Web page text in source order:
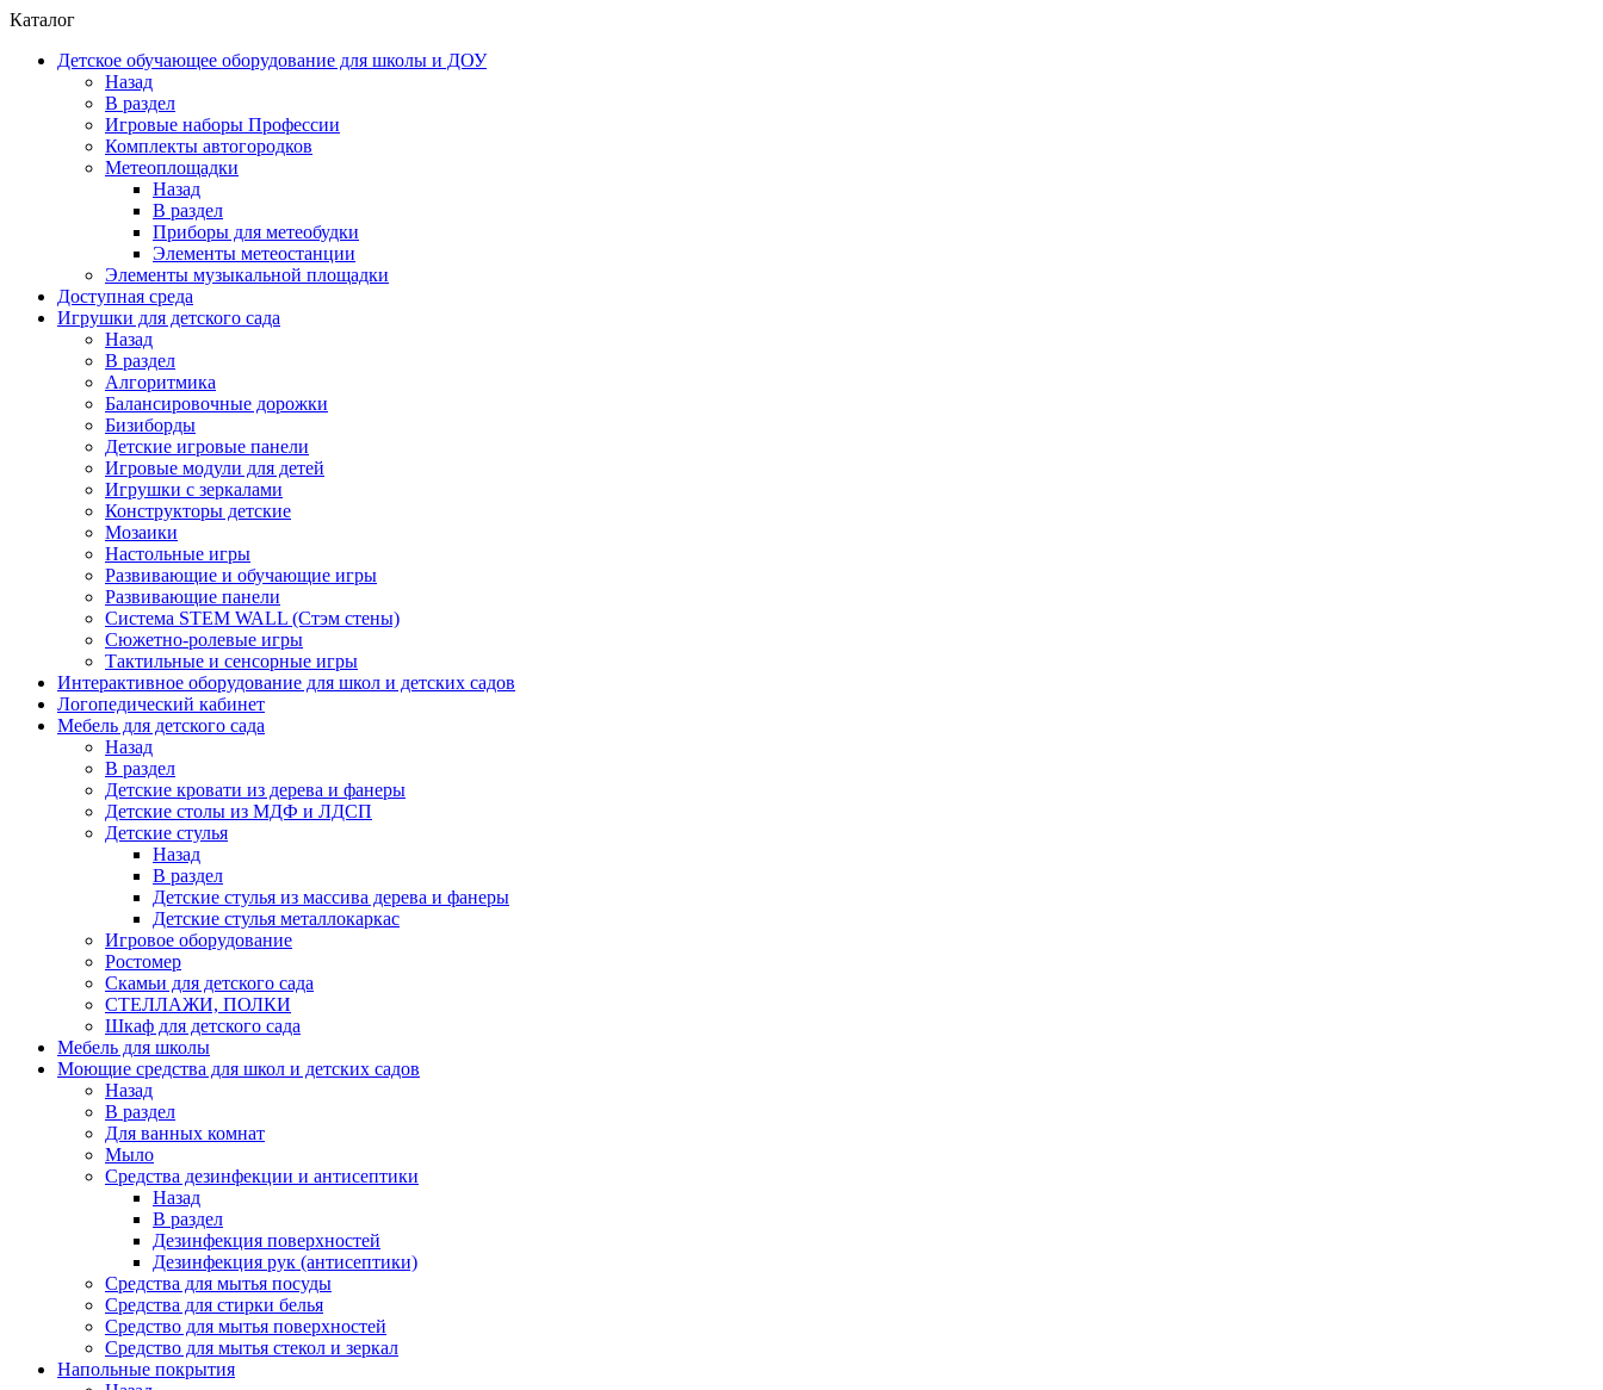
Каталог
Детское обучающее оборудование для школы и ДОУ
Назад
В раздел
Игровые наборы Профессии
Комплекты автогородков
Метеоплощадки
Назад
В раздел
Приборы для метеобудки
Элементы метеостанции
Элементы музыкальной площадки
Доступная среда
Игрушки для детского сада
Назад
В раздел
Алгоритмика
Балансировочные дорожки
Бизиборды
Детские игровые панели
Игровые модули для детей
Игрушки с зеркалами
Конструкторы детские
Мозаики
Настольные игры
Развивающие и обучающие игры
Развивающие панели
Система STEM WALL (Cтэм стены)
Сюжетно-ролевые игры
Тактильные и сенсорные игры
Интерактивное оборудование для школ и детских садов
Логопедический кабинет
Мебель для детского сада
Назад
В раздел
Детские кровати из дерева и фанеры
Детские столы из МДФ и ЛДСП
Детские стулья
Назад
В раздел
Детские стулья из массива дерева и фанеры
Детские стулья металлокаркас
Игровое оборудование
Ростомер
Скамьи для детского сада
СТЕЛЛАЖИ, ПОЛКИ
Шкаф для детского сада
Мебель для школы
Моющие средства для школ и детских садов
Назад
В раздел
Для ванных комнат
Мыло
Средства дезинфекции и антисептики
Назад
В раздел
Дезинфекция поверхностей
Дезинфекция рук (антисептики)
Средства для мытья посуды
Средства для стирки белья
Средство для мытья поверхностей
Средство для мытья стекол и зеркал
Напольные покрытия